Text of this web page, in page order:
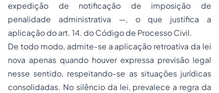
expedição de notificação de imposição de
penalidade administrativa —, o que justifica a
aplicação do art. 14. do Código de Processo Civil.
De todo modo, admite-se a aplicação retroativa da lei
nova apenas quando houver expressa previsão legal
nesse sentido, respeitando-se as situações jurídicas
consolidadas. No silêncio da lei, prevalece a regra da